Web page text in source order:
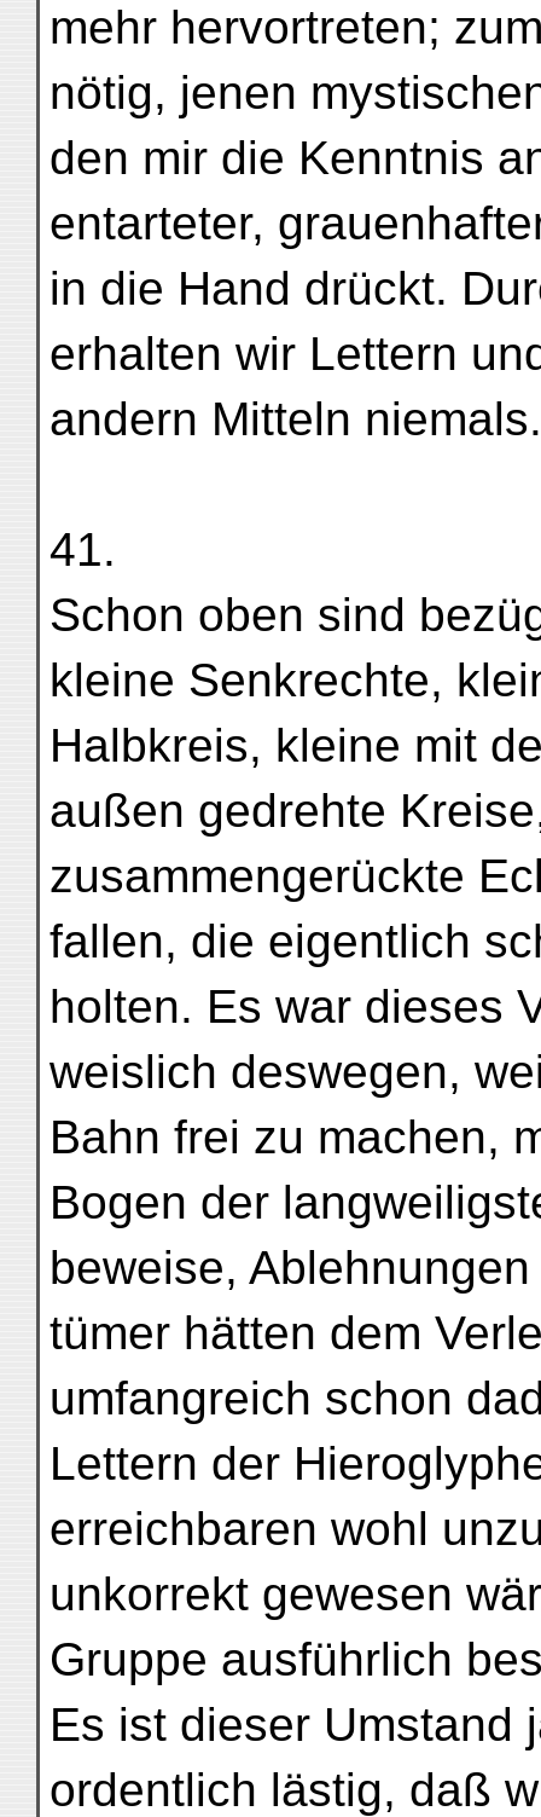
mehr hervortreten;
nötig, jenen
den mir die Kenntnis
entarteter,
in die Hand drückt.
erhalten wir Lettern
andern Mitteln niemals.
41.
Schon oben sind
kleine Senkrechte,
Halbkreis, kleine mit
außen gedrehte
zusammengerückte
fallen, die eigentlich
holten. Es war dieses
weislich deswegen,
Bahn frei zu machen,
Bogen der
beweise,
tümer hätten dem
umfangreich schon
Lettern der
erreichbaren wohl
unkorrekt gewesen
Gruppe ausführlich
Es ist dieser Umstand
ordentlich lästig, daß